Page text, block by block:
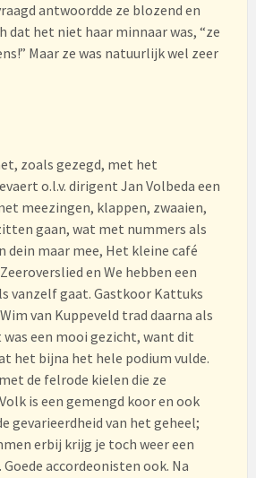
antwoordde ze blozend en
dat het niet haar minnaar was, “ze
Maar ze was natuurlijk wel zeer
zoals gezegd, met het
o.l.v. dirigent Jan Volbeda een
meezingen, klappen, zwaaien,
gaan, wat met nummers als
dein maar mee, Het kleine café
en We hebben een
vanzelf gaat. Gastkoor Kattuks
van Kuppeveld trad daarna als
een mooi gezicht, want dit
het bijna het hele podium vulde.
de felrode kielen die ze
is een gemengd koor en ook
gevarieerdheid van het geheel;
erbij krijg je toch weer een
accordeonisten ook. Na